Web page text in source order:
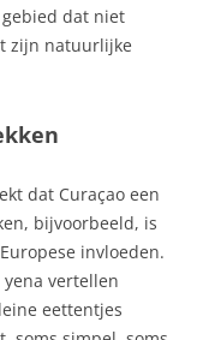
dat niet
zijn natuurlijke
dat Curaçao een
bijvoorbeeld, is
invloeden.
vertellen
eettentjes